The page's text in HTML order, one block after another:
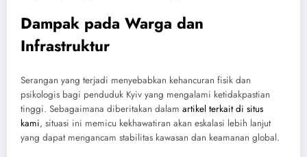
Dampak pada Warga dan
Infrastruktur
Serangan yang terjadi menyebabkan kehancuran fisik dan
psikologis bagi penduduk Kyiv yang mengalami ketidakpastian
tinggi. Sebagaimana diberitakan dalam artikel terkait di situs
kami, situasi ini memicu kekhawatiran akan eskalasi lebih lanjut
yang dapat mengancam stabilitas kawasan dan keamanan global.